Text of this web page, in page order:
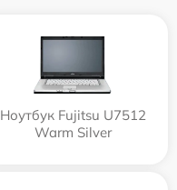
Ноутбук Fujitsu U7512
Warm Silver